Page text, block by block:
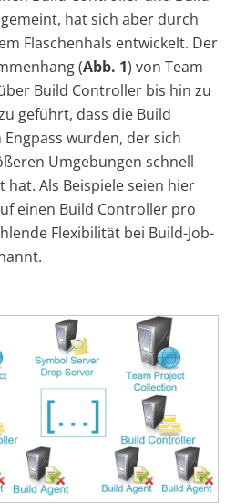
hat sich aber durch
Flaschenhals entwickelt. Der
(Abb. 1) von Team
Build Controller bis hin zu
geführt, dass die Build
wurden, der sich
Umgebungen schnell
hat. Als Beispiele seien hier
einen Build Controller pro
Flexibilität bei Build-Job-